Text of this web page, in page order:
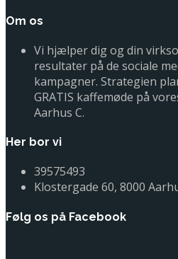
Om os
Vi hjælper dig og din
resultater på de sociale
kampagner. Strategien
GRATIS kaffemøde på
Aarhus C.
Her bor vi
39575493
Klostergade 60, 8000
Følg os på Facebook